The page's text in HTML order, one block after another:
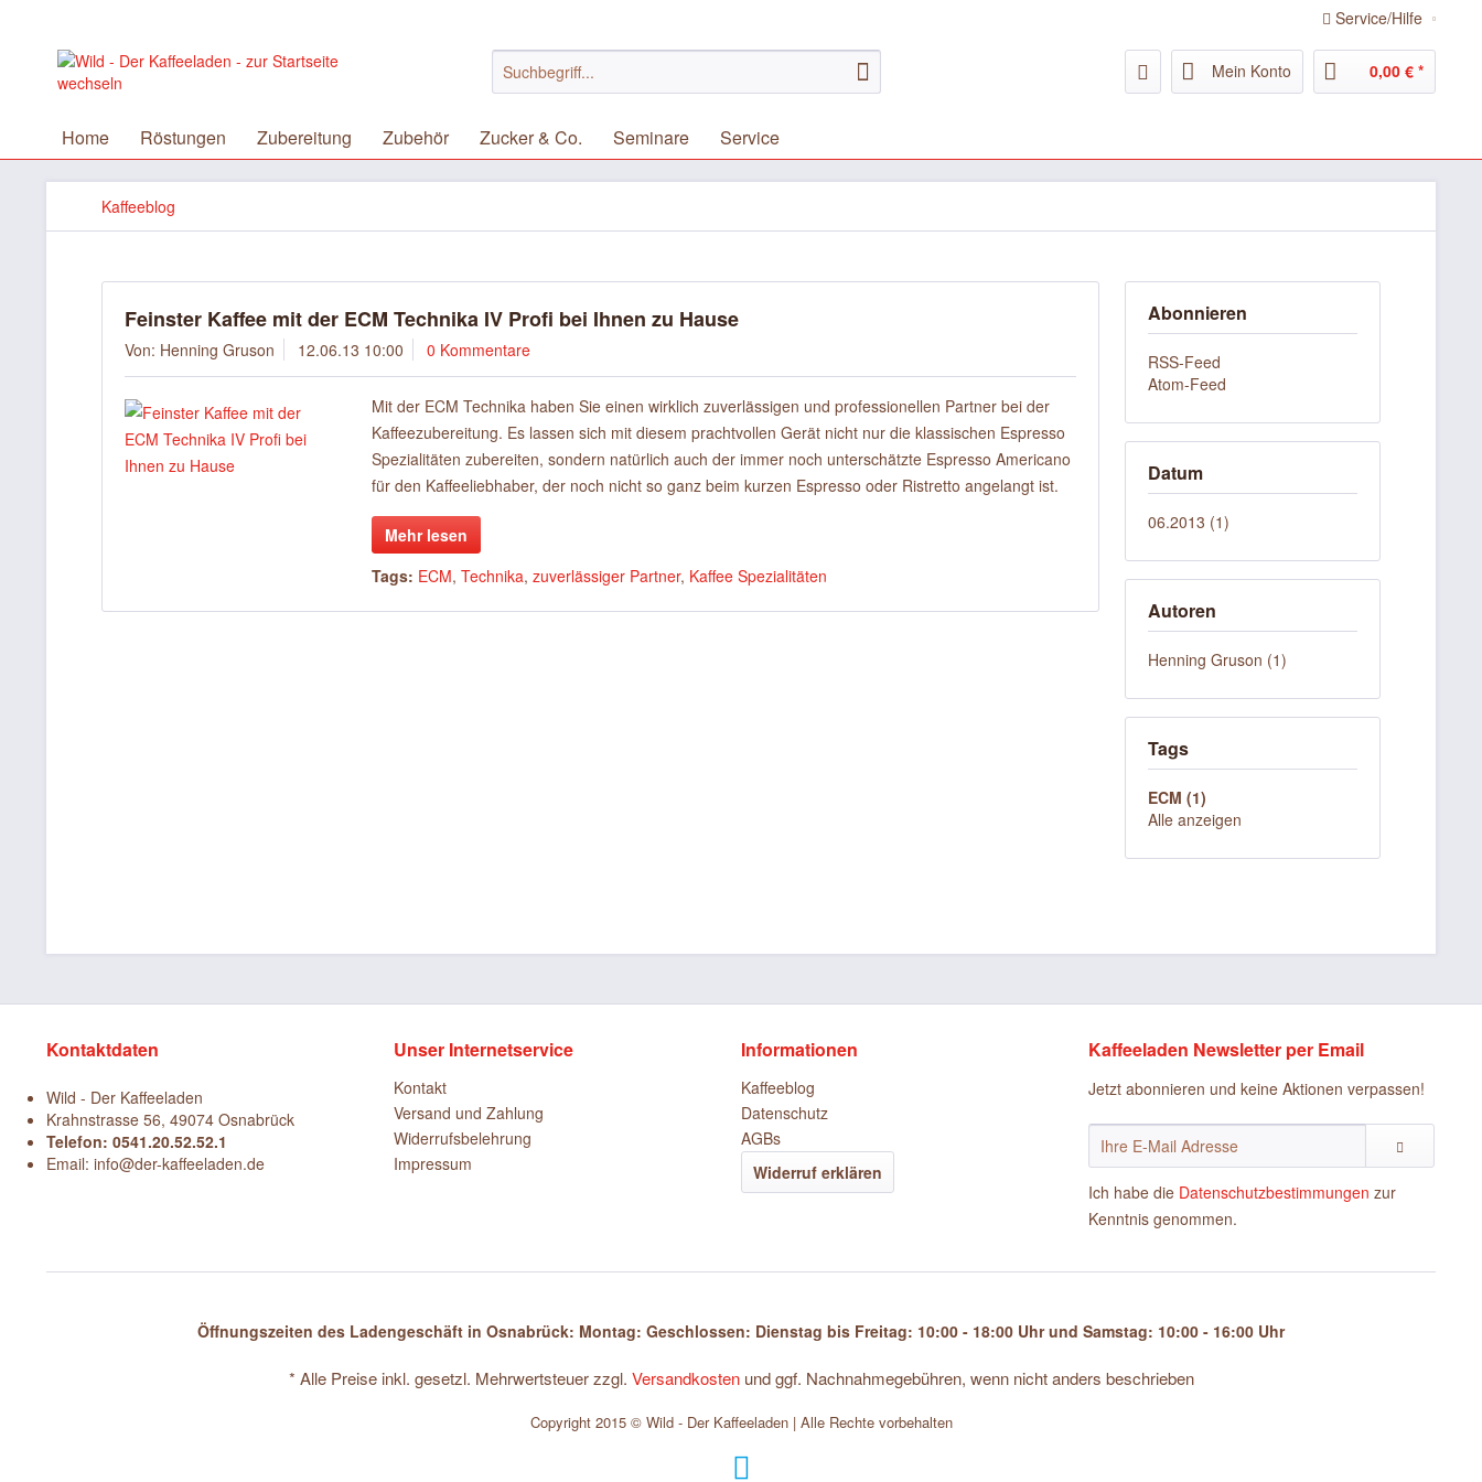
Service/Hilfe
Mein Konto 0,00 € *
Home Röstungen Zubereitung Zubehör Zucker & Co. Seminare Service
Kaffeeblog
Abonnieren
RSS-Feed
Atom-Feed
Datum
06.2013 (1)
Autoren
Henning Gruson (1)
Tags
ECM (1)
Alle anzeigen
Feinster Kaffee mit der ECM Technika IV Profi bei Ihnen zu Hause
Von: Henning Gruson 12.06.13 10:00 0 Kommentare
Mit der ECM Technika haben Sie einen wirklich zuverlässigen und professionellen Partner bei der
Kaffeezubereitung. Es lassen sich mit diesem prachtvollen Gerät nicht nur die klassischen Espresso
Spezialitäten zubereiten, sondern natürlich auch der immer noch unterschätzte Espresso Americano
für den Kaffeeliebhaber, der noch nicht so ganz beim kurzen Espresso oder Ristretto angelangt ist.
Mehr lesen
Tags: ECM,Technika,zuverlässiger Partner, Kaffee Spezialitäten
Kontaktdaten
Wild - Der Kaffeeladen
Krahnstrasse 56, 49074 Osnabrück
Telefon: 0541.20.52.52.1
Email: info@der-kaffeeladen.de
Unser Internetservice
Kontakt
Versand und Zahlung
Widerrufsbelehrung
Impressum
Informationen
Kaffeeblog
Datenschutz
AGBs
Widerruf erklären
Kaffeeladen Newsletter per Email
Jetzt abonnieren und keine Aktionen verpassen!
Ich habe die Datenschutzbestimmungen zur
Kenntnis genommen.
Öffnungszeiten des Ladengeschäft in Osnabrück: Montag: Geschlossen: Dienstag bis Freitag: 10:00 - 18:00 Uhr und Samstag: 10:00 - 16:00 Uhr
* Alle Preise inkl. gesetzl. Mehrwertsteuer zzgl. Versandkostenund ggf. Nachnahmegebühren, wenn nicht anders beschrieben
Copyright 2015 © Wild - Der Kaffeeladen | Alle Rechte vorbehalten